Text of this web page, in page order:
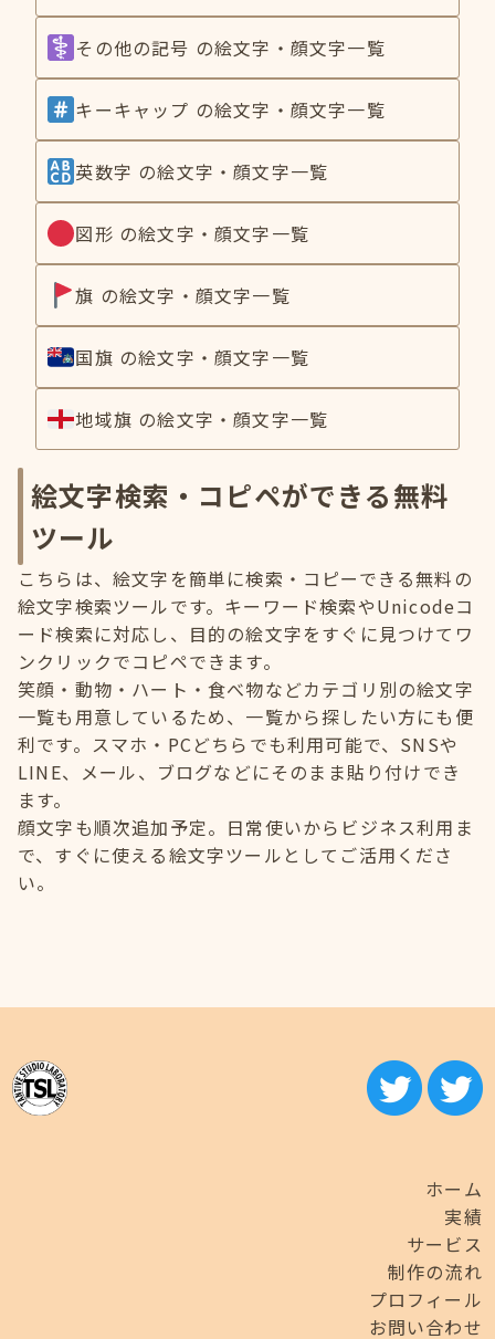
その他の記号 の絵文字・顔文字一覧
キーキャップ の絵文字・顔文字一覧
英数字 の絵文字・顔文字一覧
図形 の絵文字・顔文字一覧
旗 の絵文字・顔文字一覧
国旗 の絵文字・顔文字一覧
地域旗 の絵文字・顔文字一覧
絵文字検索・コピペができる無料
ツール
こちらは、絵文字を簡単に検索・コピーできる無料の
絵文字検索ツールです。キーワード検索やUnicodeコ
ード検索に対応し、目的の絵文字をすぐに見つけてワ
ンクリックでコピペできます。
笑顔・動物・ハート・食べ物などカテゴリ別の絵文字
一覧も用意しているため、一覧から探したい方にも便
利です。スマホ・PCどちらでも利用可能で、SNSや
LINE、メール、ブログなどにそのまま貼り付けでき
ます。
顔文字も順次追加予定。日常使いからビジネス利用ま
で、すぐに使える絵文字ツールとしてご活用くださ
い。
ホーム
実績
サービス
制作の流れ
プロフィール
お問い合わせ